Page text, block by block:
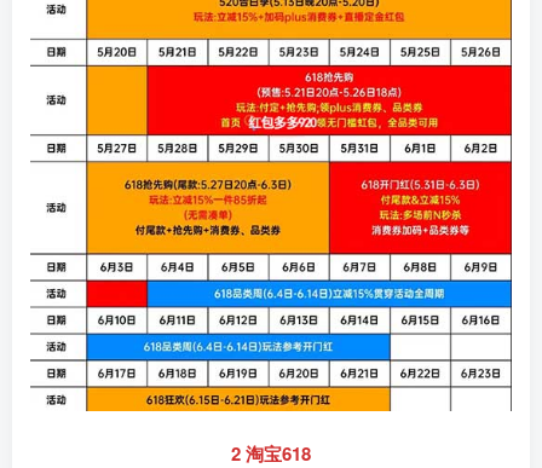
2 淘宝618